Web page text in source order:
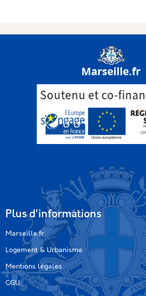
Plus d'informations
Marseille.fr
Logement & Urbanisme
Mentions légales
CGU